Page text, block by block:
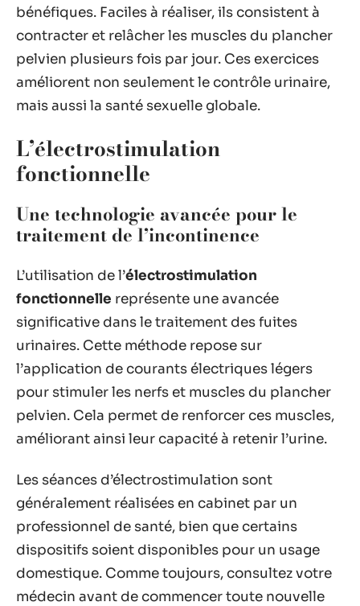
bénéfiques. Faciles à réaliser, ils consistent à
contracter et relâcher les muscles du plancher
pelvien plusieurs fois par jour. Ces exercices
améliorent non seulement le contrôle urinaire,
mais aussi la santé sexuelle globale.
L’électrostimulation
fonctionnelle
Une technologie avancée pour le
traitement de l’incontinence
L’utilisation de l’électrostimulation
fonctionnelle représente une avancée
significative dans le traitement des fuites
urinaires. Cette méthode repose sur
l’application de courants électriques légers
pour stimuler les nerfs et muscles du plancher
pelvien. Cela permet de renforcer ces muscles,
améliorant ainsi leur capacité à retenir l’urine.
Les séances d’électrostimulation sont
généralement réalisées en cabinet par un
professionnel de santé, bien que certains
dispositifs soient disponibles pour un usage
domestique. Comme toujours, consultez votre
médecin avant de commencer toute nouvelle